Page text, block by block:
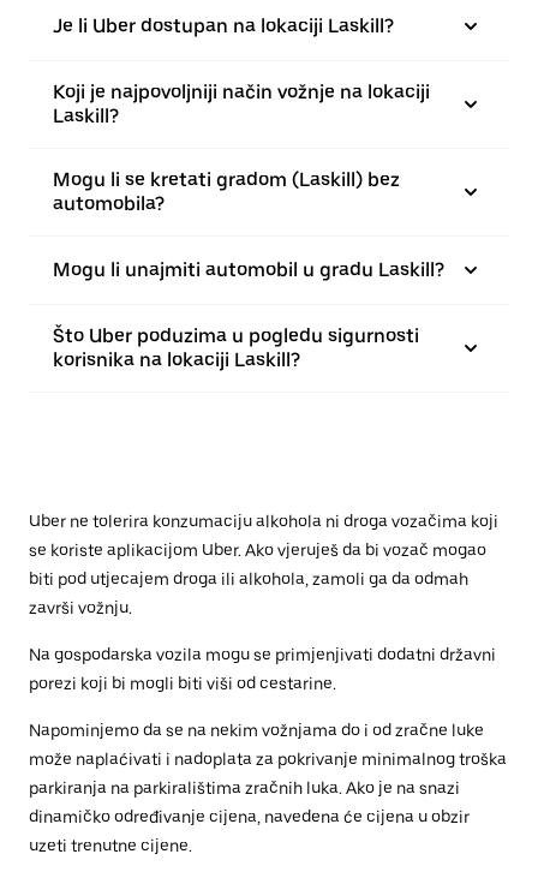
Je li Uber dostupan na lokaciji Laskill?
Koji je najpovoljniji način vožnje na lokaciji
Laskill?
Mogu li se kretati gradom (Laskill) bez
automobila?
Mogu li unajmiti automobil u gradu Laskill?
Što Uber poduzima u pogledu sigurnosti
korisnika na lokaciji Laskill?
Uber ne tolerira konzumaciju alkohola ni droga vozačima koji
se koriste aplikacijom Uber. Ako vjeruješ da bi vozač mogao
biti pod utjecajem droga ili alkohola, zamoli ga da odmah
završi vožnju.
Na gospodarska vozila mogu se primjenjivati dodatni državni
porezi koji bi mogli biti viši od cestarine.
Napominjemo da se na nekim vožnjama do i od zračne luke
može naplaćivati i nadoplata za pokrivanje minimalnog troška
parkiranja na parkiralištima zračnih luka. Ako je na snazi
dinamičko određivanje cijena, navedena će cijena u obzir
uzeti trenutne cijene.